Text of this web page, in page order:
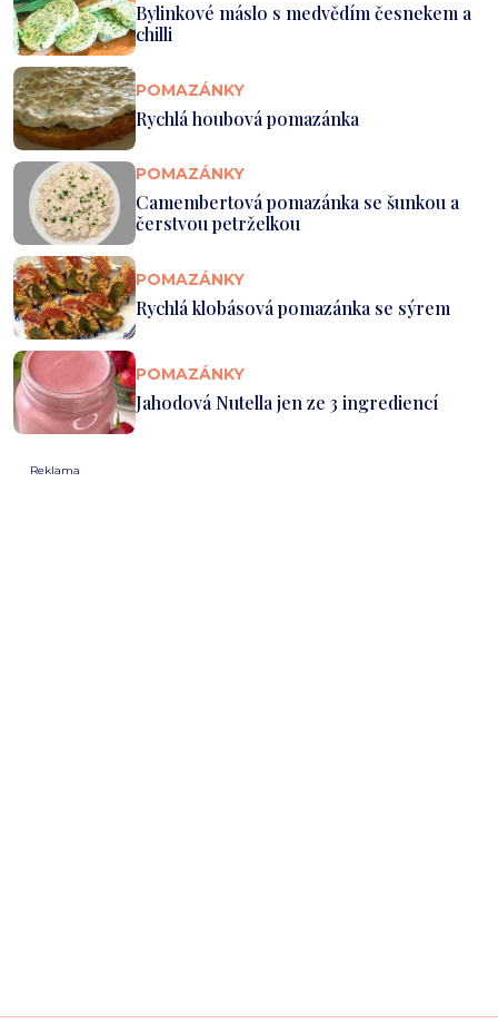
Bylinkové máslo s medvědím česnekem a
chilli
POMAZÁNKY
Rychlá houbová pomazánka
POMAZÁNKY
Camembertová pomazánka se šunkou a
čerstvou petrželkou
POMAZÁNKY
Rychlá klobásová pomazánka se sýrem
POMAZÁNKY
Jahodová Nutella jen ze 3 ingrediencí
Reklama